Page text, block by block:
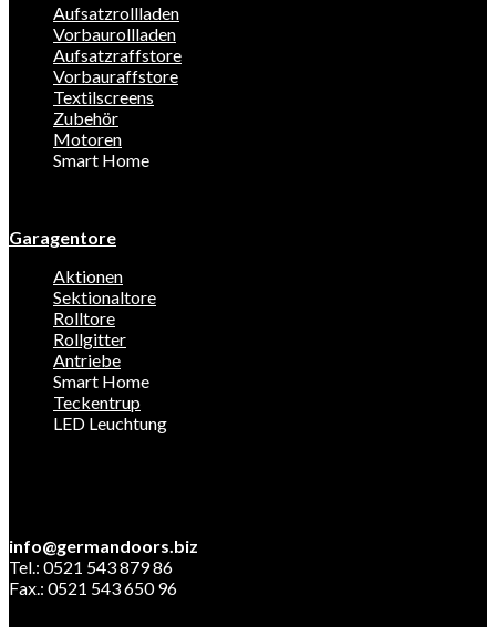
Aufsatzrollladen
Vorbaurollladen
Aufsatzraffstore
Vorbauraffstore
Textilscreens
Zubehör
Motoren
Smart Home
Garagentore
Aktionen
Sektionaltore
Rolltore
Rollgitter
Antriebe
Smart Home
Teckentrup
LED Leuchtung
info@germandoors.biz
Tel.: 0521 543 879 86
Fax.: 0521 543 650 96